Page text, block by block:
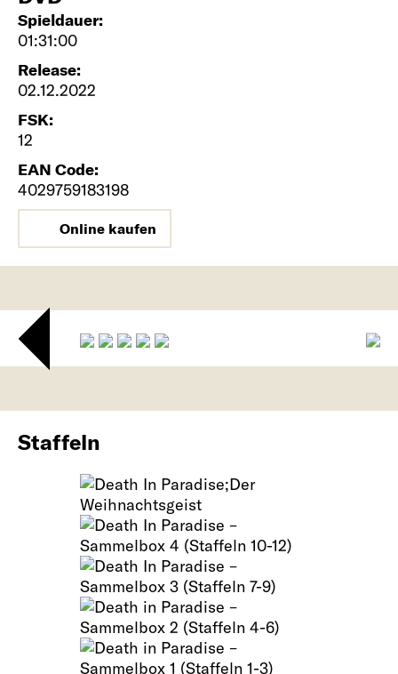
Spieldauer:
01:31:00
Release:
02.12.2022
FSK:
12
EAN Code:
4029759183198
Online kaufen
Staffeln